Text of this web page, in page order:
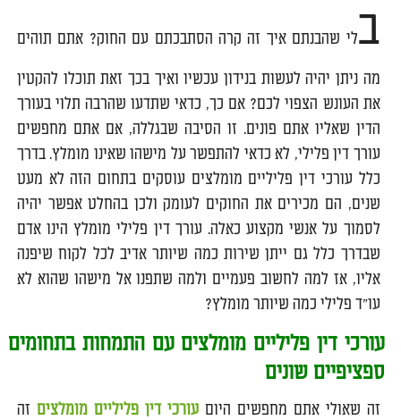
בלי שהבנתם איך זה קרה הסתבכתם עם החוק? אתם תוהים
מה ניתן יהיה לעשות בנידון עכשיו ואיך בכך זאת תוכלו להקטין
את העונש הצפוי לכם? אם כך, כדאי שתדעו שהרבה תלוי בעורך
הדין שאליו אתם פונים. זו הסיבה שבגללה, אם אתם מחפשים
עורך דין פלילי, לא כדאי להתפשר על מישהו שאינו מומלץ. בדרך
כלל עורכי דין פליליים מומלצים עוסקים בתחום הזה לא מעט
שנים, הם מכירים את החוקים לעומק ולכן בהחלט אפשר יהיה
לסמוך על אנשי מקצוע כאלה. עורך דין פלילי מומלץ הינו אדם
שבדרך כלל גם ייתן שירות כמה שיותר אדיב לכל לקוח שיפנה
אליו, אז למה לחשוב פעמיים ולמה שתפנו אל מישהו שהוא לא
עו"ד פלילי כמה שיותר מומלץ?
עורכי דין פליליים מומלצים עם התמחות בתחומים
ספציפיים שונים
זה שאולי אתם מחפשים היוםעורכי דין פליליים מומלצים זה